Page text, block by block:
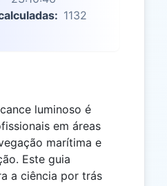
1132
luminoso é
em áreas
marítima e
Este guia
a ciência por trás